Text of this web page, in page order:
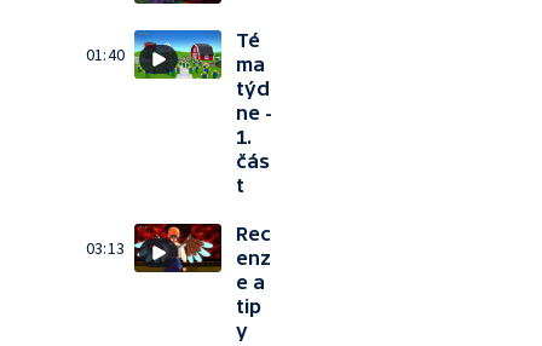
01:40
Té
ma
týd
ne -
1.
čás
t
03:13
Rec
enz
e a
tip
y